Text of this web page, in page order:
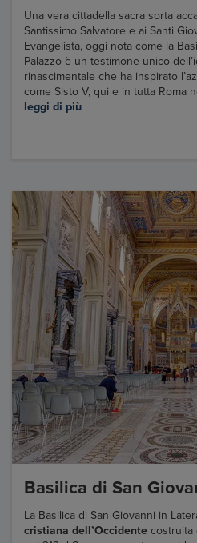
Una vera cittadella sacra sorta
Santissimo Salvatore e ai Santi
Evangelista, oggi nota come la
Palazzo è un testimone unico
rinascimentale che ha inspirato
come Sisto V, qui e in tutta Roma
leggi di più
Basilica di San
La Basilica di San Giovanni in
cristiana dell’Occidente costruita